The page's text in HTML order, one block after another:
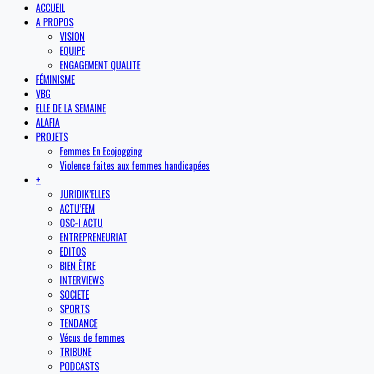
ACCUEIL
A PROPOS
VISION
EQUIPE
ENGAGEMENT QUALITE
FÉMINISME
VBG
ELLE DE LA SEMAINE
ALAFIA
PROJETS
Femmes En Ecojogging
Violence faites aux femmes handicapées
+
JURIDIK’ELLES
ACTU’FEM
OSC-I ACTU
ENTREPRENEURIAT
EDITOS
BIEN ÊTRE
INTERVIEWS
SOCIETE
SPORTS
TENDANCE
Vécus de femmes
TRIBUNE
PODCASTS